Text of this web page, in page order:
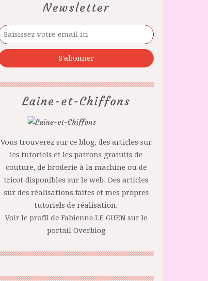
Newsletter
Laine-et-Chiffons
Vous trouverez sur ce blog, des articles sur
les tutoriels et les patrons gratuits de
couture, de broderie à la machine ou de
tricot disponibles sur le web. Des articles
sur des réalisations faites et mes propres
tutoriels de réalisation.
Voir le profil de Fabienne LE GUEN sur le
portail Overblog